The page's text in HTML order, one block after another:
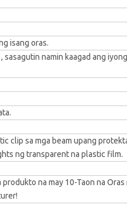
isang oras.
namin kaagad ang iyong
clip sa mga beam upang
ng transparent na plastic film.
na may 10-Taon na Oras